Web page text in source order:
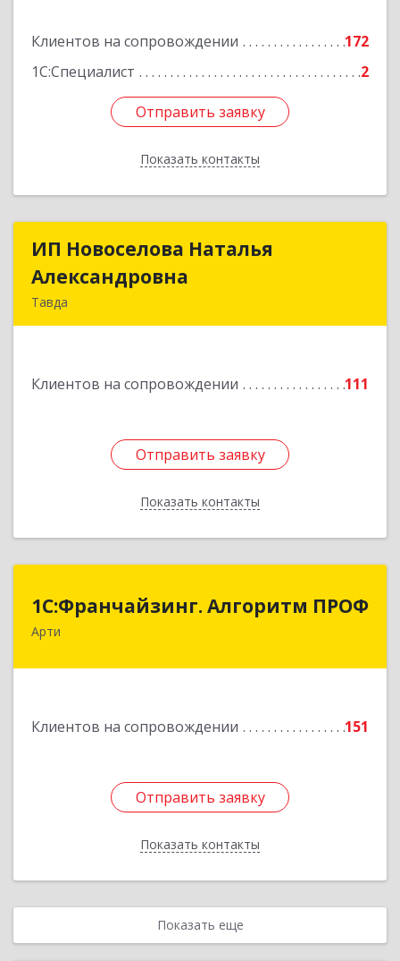
Клиентов на сопровождении
172
1С:Специалист
2
Отправить заявку
Показать контакты
Отправить заявку
Назад
ИП Новоселова Наталья
Александровна
Тавда
Клиентов на сопровождении 111
Отправить заявку
Показать контакты
ИП Новоселова Наталья
Подробнее
Отправить заявку
Назад
1С:Франчайзинг. Алгоритм ПРОФ
Арти
Клиентов на сопровождении 151
Отправить заявку
Показать контакты
1С:Франчайзинг. Алгоритм ПРОФ
623340, Свердловская обл, Артинский р-н, Арти
Отправить заявку
Назад
Показать еще